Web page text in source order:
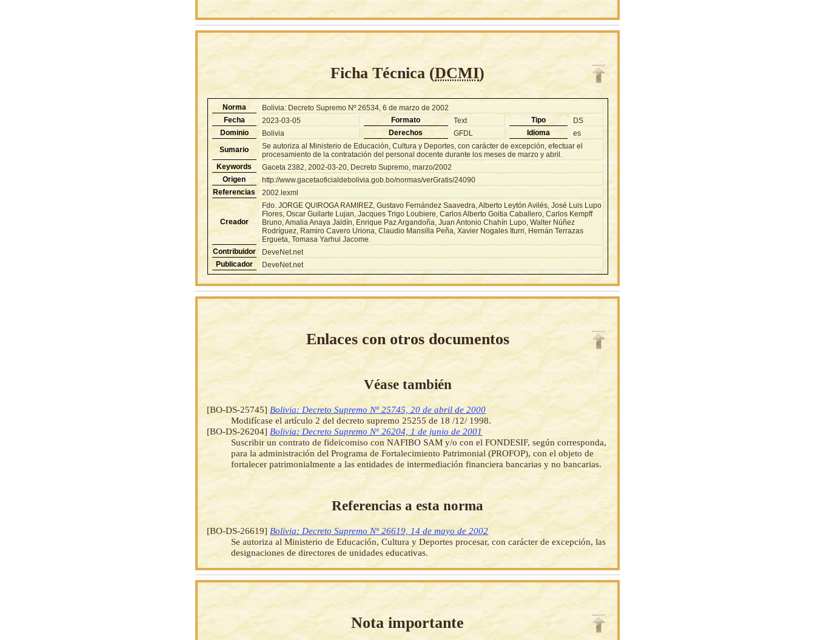
Ficha Técnica (DCMI)
Norma
Bolivia: Decreto Supremo Nº 26534, 6 de marzo de 2002
Fecha
2023-03-05 Formato Text Tipo
DS
Dominio
Bolivia Derechos GFDL Idioma
es
Sumario
Se autoriza al Ministerio de Educación, Cultura y Deportes, con carácter de excepción, efectuar el
procesamiento de la contratación del personal docente durante los meses de marzo y abril.
Keywords
Gaceta 2382, 2002-03-20, Decreto Supremo, marzo/2002
Origen
http://www.gacetaoficialdebolivia.gob.bo/normas/verGratis/24090
Referencias
2002.lexml
Creador
Fdo. JORGE QUIROGA RAMIREZ, Gustavo Fernández Saavedra, Alberto Leytón Avilés, José Luis Lupo
Flores, Oscar Guilarte Lujan, Jacques Trigo Loubiere, Carlos Alberto Goitia Caballero, Carlos Kempff
Bruno, Amalia Anaya Jaldín, Enrique Paz Argandoña, Juan Antonio Chahín Lupo, Walter Núñez
Rodríguez, Ramiro Cavero Uriona, Claudio Mansilla Peña, Xavier Nogales Iturri, Hernán Terrazas
Ergueta, Tomasa Yarhui Jacome.
Contribuidor
DeveNet.net
Publicador
DeveNet.net
Enlaces con otros documentos
Véase también
[BO-DS-25745] Bolivia: Decreto Supremo Nº 25745, 20 de abril de 2000
Modifícase el artículo 2 del decreto supremo 25255 de 18 /12/ 1998.
[BO-DS-26204] Bolivia: Decreto Supremo Nº 26204, 1 de junio de 2001
Suscribir un contrato de fideicomiso con NAFIBO SAM y/o con el FONDESIF, según corresponda,
para la administración del Programa de Fortalecimiento Patrimonial (PROFOP), con el objeto de
fortalecer patrimonialmente a las entidades de intermediación financiera bancarias y no bancarias.
Referencias a esta norma
[BO-DS-26619] Bolivia: Decreto Supremo Nº 26619, 14 de mayo de 2002
Se autoriza al Ministerio de Educación, Cultura y Deportes procesar, con carácter de excepción, las
designaciones de directores de unidades educativas.
Nota importante